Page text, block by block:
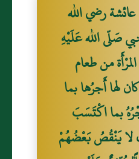
عائشة رضي الله
صَلّى الله عَلَيْهِ
من طعام
لها أَجرُها بما
بما اكْتَسَبَ
لا يَنْقُصُ بَعْضُهُمْ